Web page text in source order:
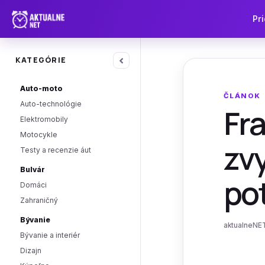
KATEGÓRIE ‹
Auto-moto
Auto-technológie
Elektromobily
Motocykle
Testy a recenzie áut
Bulvár
Domáci
Zahraničný
Bývanie
Bývanie a interiér
Dizajn
ČLÁNOK